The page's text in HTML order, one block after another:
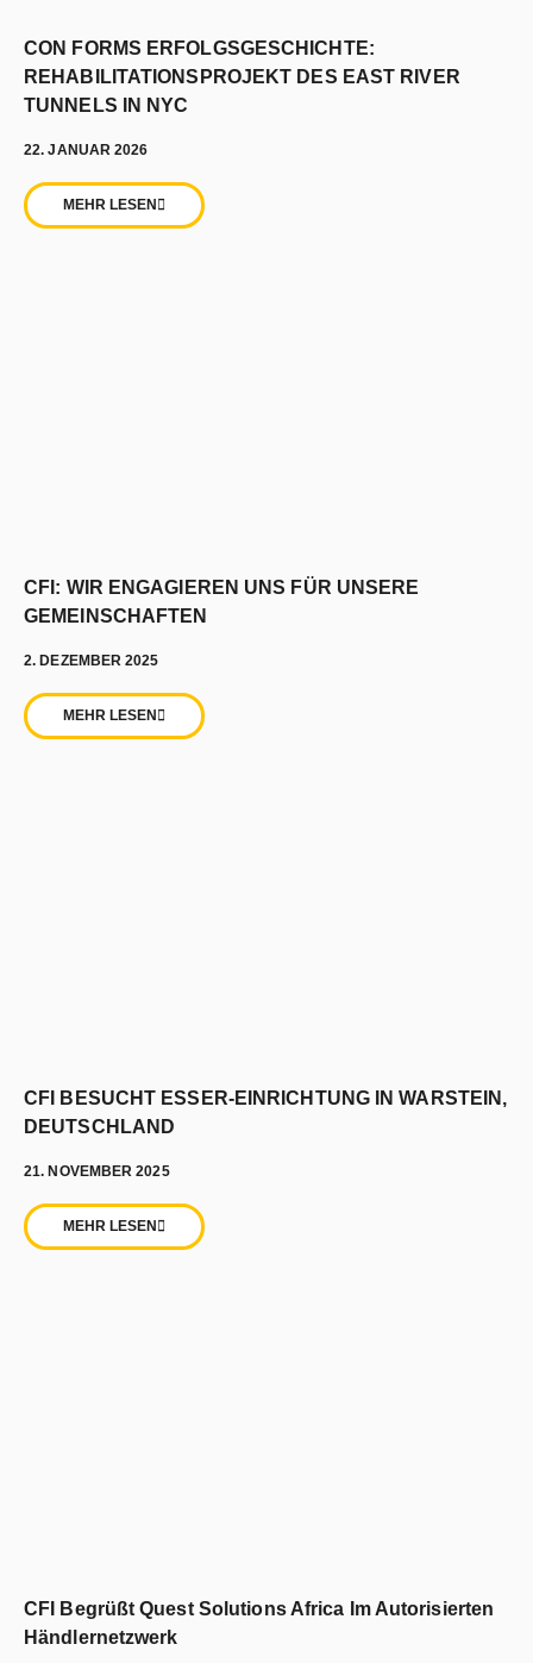
CON FORMS ERFOLGSGESCHICHTE:
REHABILITATIONSPROJEKT DES EAST RIVER
TUNNELS IN NYC
22. JANUAR 2026
MEHR LESEN
CFI: WIR ENGAGIEREN UNS FÜR UNSERE
GEMEINSCHAFTEN
2. DEZEMBER 2025
MEHR LESEN
CFI BESUCHT ESSER-EINRICHTUNG IN WARSTEIN,
DEUTSCHLAND
21. NOVEMBER 2025
MEHR LESEN
CFI Begrüßt Quest Solutions Africa Im Autorisierten
Händlernetzwerk